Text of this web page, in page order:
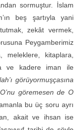
sormuştur. İslam
beş şartıyla yani
zekât vermek,
Peygamberimiz
meleklere, kitaplara,
ve kadere iman ile
görüyormuşçasına
göremesen de O
bu üç soru ayrı
akait ve ihsan ise